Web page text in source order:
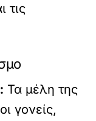
τις
Τα μέλη της
γονείς,